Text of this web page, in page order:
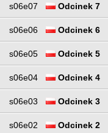
s06e07 Odcinek 7
s06e06 Odcinek 6
s06e05 Odcinek 5
s06e04 Odcinek 4
s06e03 Odcinek 3
s06e02 Odcinek 2